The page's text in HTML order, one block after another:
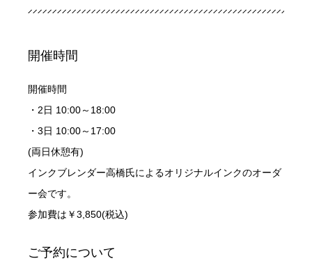
開催時間
開催時間
・2日 10:00～18:00
・3日 10:00～17:00
(両日休憩有)
インクブレンダー高橋氏によるオリジナルインクのオーダ
ー会です。
参加費は￥3,850(税込)
ご予約について